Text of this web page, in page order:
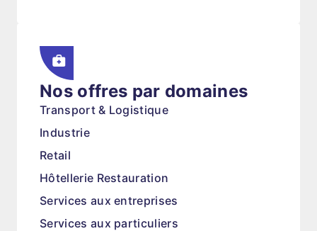
Nos offres par domaines
Transport & Logistique
Industrie
Retail
Hôtellerie Restauration
Services aux entreprises
Services aux particuliers